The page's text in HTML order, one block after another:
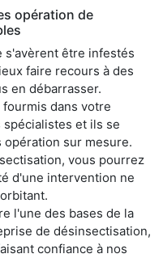
opération de
s'avèrent être infestés
faire recours à des
en débarrasser.
dans votre
spécialistes et ils se
sur mesure.
vous pourrez
d'une intervention ne
l'une des bases de la
de désinsectisation,
confiance à nos